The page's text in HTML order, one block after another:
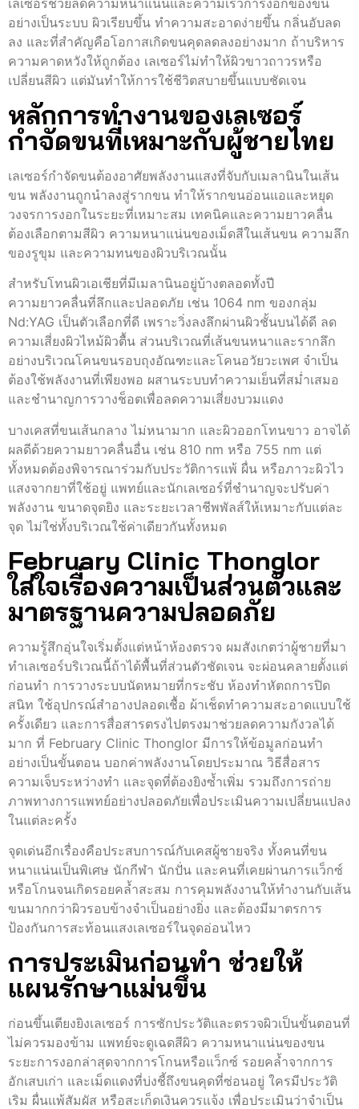
เลเซอร์ช่วยลดความหนาแน่นและความเร็วการงอกของขน
อย่างเป็นระบบ ผิวเรียบขึ้น ทำความสะอาดง่ายขึ้น กลิ่นอับลด
ลง และที่สำคัญคือโอกาสเกิดขนคุดลดลงอย่างมาก ถ้าบริหาร
ความคาดหวังให้ถูกต้อง เลเซอร์ไม่ทำให้ผิวขาวถาวรหรือ
เปลี่ยนสีผิว แต่มันทำให้การใช้ชีวิตสบายขึ้นแบบชัดเจน
หลักการทำงานของเลเซอร์
กำจัดขนที่เหมาะกับผู้ชายไทย
เลเซอร์กำจัดขนต้องอาศัยพลังงานแสงที่จับกับเมลานินในเส้น
ขน พลังงานถูกนำลงสู่รากขน ทำให้รากขนอ่อนแอและหยุด
วงจรการงอกในระยะที่เหมาะสม เทคนิคและความยาวคลื่น
ต้องเลือกตามสีผิว ความหนาแน่นของเม็ดสีในเส้นขน ความลึก
ของรูขุม และความทนของผิวบริเวณนั้น
สำหรับโทนผิวเอเชียที่มีเมลานินอยู่บ้างตลอดทั้งปี
ความยาวคลื่นที่ลึกและปลอดภัย เช่น 1064 nm ของกลุ่ม
Nd:YAG เป็นตัวเลือกที่ดี เพราะวิ่งลงลึกผ่านผิวชั้นบนได้ดี ลด
ความเสี่ยงผิวไหม้ผิวตื้น ส่วนบริเวณที่เส้นขนหนาและรากลึก
อย่างบริเวณโคนขนรอบถุงอัณฑะและโคนอวัยวะเพศ จำเป็น
ต้องใช้พลังงานที่เพียงพอ ผสานระบบทำความเย็นที่สม่ำเสมอ
และชำนาญการวางช็อตเพื่อลดความเสี่ยงบวมแดง
บางเคสที่ขนเส้นกลาง ไม่หนามาก และผิวออกโทนขาว อาจได้
ผลดีด้วยความยาวคลื่นอื่น เช่น 810 nm หรือ 755 nm แต่
ทั้งหมดต้องพิจารณาร่วมกับประวัติการแพ้ ผื่น หรือภาวะผิวไว
แสงจากยาที่ใช้อยู่ แพทย์และนักเลเซอร์ที่ชำนาญจะปรับค่า
พลังงาน ขนาดจุดยิง และระยะเวลาชีพพัลส์ให้เหมาะกับแต่ละ
จุด ไม่ใช่ทั้งบริเวณใช้ค่าเดียวกันทั้งหมด
February Clinic Thonglor
ใส่ใจเรื่องความเป็นส่วนตัวและ
มาตรฐานความปลอดภัย
ความรู้สึกอุ่นใจเริ่มตั้งแต่หน้าห้องตรวจ ผมสังเกตว่าผู้ชายที่มา
ทำเลเซอร์บริเวณนี้ถ้าได้พื้นที่ส่วนตัวชัดเจน จะผ่อนคลายตั้งแต่
ก่อนทำ การวางระบบนัดหมายที่กระชับ ห้องทำหัตถการปิด
สนิท ใช้อุปกรณ์สำอางปลอดเชื้อ ผ้าเช็ดทำความสะอาดแบบใช้
ครั้งเดียว และการสื่อสารตรงไปตรงมาช่วยลดความกังวลได้
มาก ที่ February Clinic Thonglor มีการให้ข้อมูลก่อนทำ
อย่างเป็นขั้นตอน บอกค่าพลังงานโดยประมาณ วิธีสื่อสาร
ความเจ็บระหว่างทำ และจุดที่ต้องยิงซ้ำเพิ่ม รวมถึงการถ่าย
ภาพทางการแพทย์อย่างปลอดภัยเพื่อประเมินความเปลี่ยนแปลง
ในแต่ละครั้ง
จุดเด่นอีกเรื่องคือประสบการณ์กับเคสผู้ชายจริง ทั้งคนที่ขน
หนาแน่นเป็นพิเศษ นักกีฬา นักปั่น และคนที่เคยผ่านการแว็กซ์
หรือโกนจนเกิดรอยคล้ำสะสม การคุมพลังงานให้ทำงานกับเส้น
ขนมากกว่าผิวรอบข้างจำเป็นอย่างยิ่ง และต้องมีมาตรการ
ป้องกันการสะท้อนแสงเลเซอร์ในจุดอ่อนไหว
การประเมินก่อนทำ ช่วยให้
แผนรักษาแม่นขึ้น
ก่อนขึ้นเตียงยิงเลเซอร์ การซักประวัติและตรวจผิวเป็นขั้นตอนที่
ไม่ควรมองข้าม แพทย์จะดูเฉดสีผิว ความหนาแน่นของขน
ระยะการงอกล่าสุดจากการโกนหรือแว็กซ์ รอยคล้ำจากการ
อักเสบเก่า และเม็ดแดงที่บ่งชี้ถึงขนคุดที่ซ่อนอยู่ ใครมีประวัติ
เริม ผื่นแพ้สัมผัส หรือสะเก็ดเงินควรแจ้ง เพื่อประเมินว่าจำเป็น